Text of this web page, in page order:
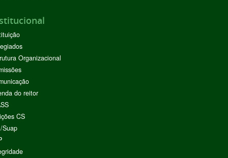
Organizacional
do reitor
CS
Suap